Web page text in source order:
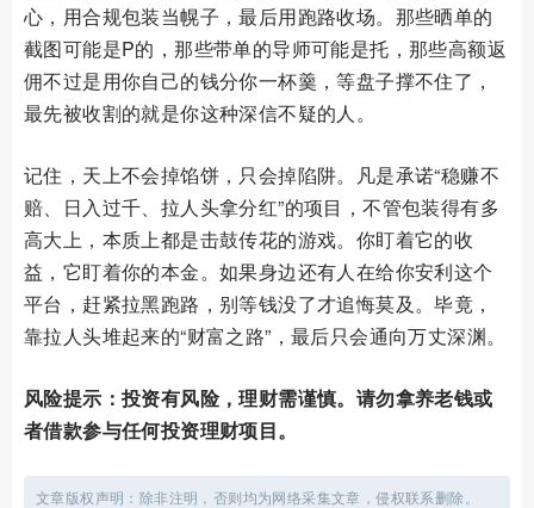
心，用合规包装当幌子，最后用跑路收场。那些晒单的
截图可能是P的，那些带单的导师可能是托，那些高额返
佣不过是用你自己的钱分你一杯羹，等盘子撑不住了，
最先被收割的就是你这种深信不疑的人。
记住，天上不会掉馅饼，只会掉陷阱。凡是承诺“稳赚不
赔、日入过千、拉人头拿分红”的项目，不管包装得有多
高大上，本质上都是击鼓传花的游戏。你盯着它的收
益，它盯着你的本金。如果身边还有人在给你安利这个
平台，赶紧拉黑跑路，别等钱没了才追悔莫及。毕竟，
靠拉人头堆起来的“财富之路”，最后只会通向万丈深渊。
风险提示：投资有风险，理财需谨慎。请勿拿养老钱或
者借款参与任何投资理财项目。
文章版权声明：除非注明，否则均为网络采集文章，侵权联系删除。